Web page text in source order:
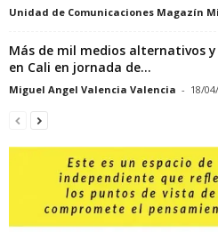
Unidad de Comunicaciones Magazín
Más de mil medios alternativos
en Cali en jornada de...
Miguel Angel Valencia Valencia - 18/